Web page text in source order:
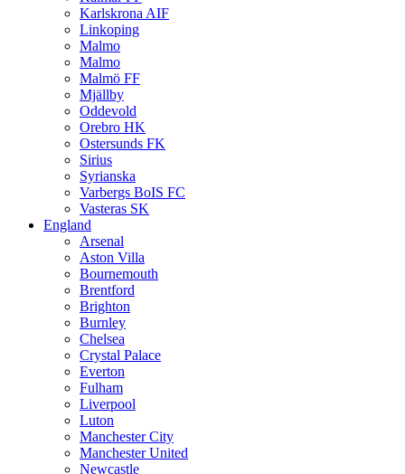
Karlskrona AIF
Linkoping
Malmo
Malmo
Malmö FF
Mjällby
Oddevold
Orebro HK
Ostersunds FK
Sirius
Syrianska
Varbergs BoIS FC
Vasteras SK
England
Arsenal
Aston Villa
Bournemouth
Brentford
Brighton
Burnley
Chelsea
Crystal Palace
Everton
Fulham
Liverpool
Luton
Manchester City
Manchester United
Newcastle